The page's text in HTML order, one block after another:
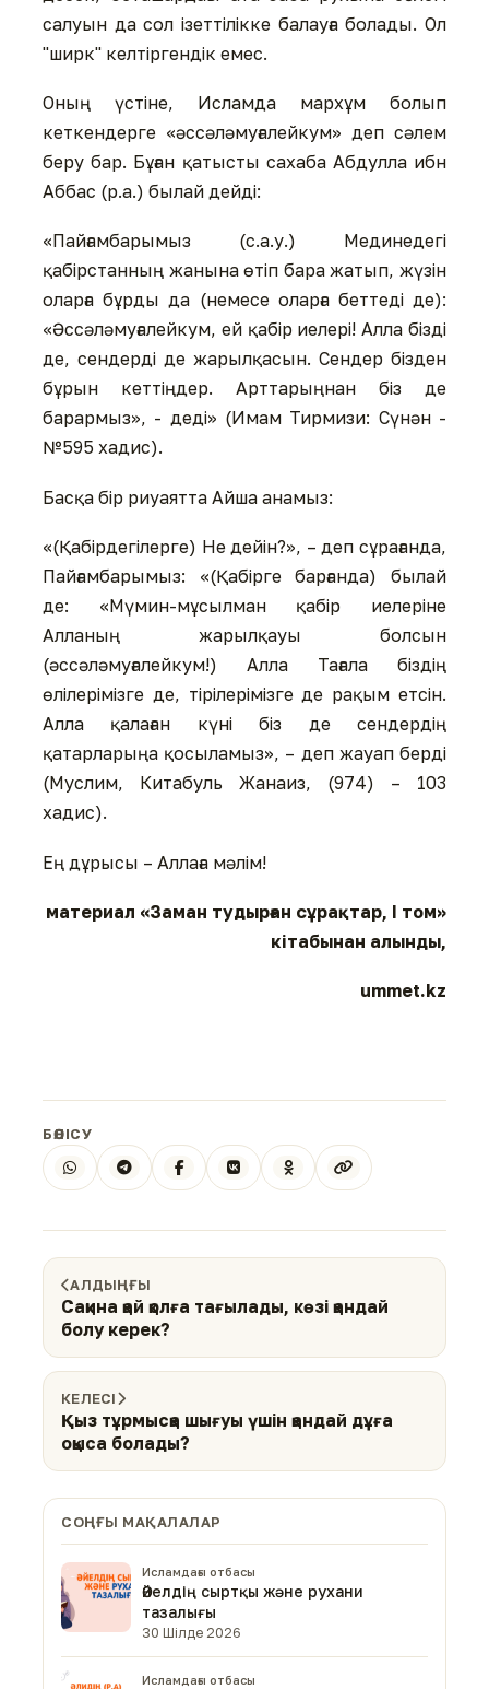
салуын да сол ізеттілікке балауға болады. Ол
"ширк" келтіргендік емес.
Оның үстіне, Исламда мархұм болып
кеткендерге «әссәләмуғалейкум» деп сәлем
беру бар. Бұған қатысты сахаба Абдулла ибн
Аббас (р.а.) былай дейді:
«Пайғамбарымыз (с.а.у.) Мединедегі
қабірстанның жанына өтіп бара жатып, жүзін
оларға бұрды да (немесе оларға беттеді де):
«Әссәләмуғалейкум, ей қабір иелері! Алла бізді
де, сендерді де жарылқасын. Сендер бізден
бұрын кеттіңдер. Арттарыңнан біз де
барармыз», - деді» (Имам Тирмизи: Сүнән -
№595 хадис).
Басқа бір риуаятта Айша анамыз:
«(Қабірдегілерге) Не дейін?», – деп сұрағанда,
Пайғамбарымыз: «(Қабірге барғанда) былай
де: «Мүмин-мұсылман қабір иелеріне
Алланың жарылқауы болсын
(әссәләмуғалейкум!) Алла Тағала біздің
өлілерімізге де, тірілерімізге де рақым етсін.
Алла қалаған күні біз де сендердің
қатарларыңа қосыламыз», – деп жауап берді
(Муслим, Китабуль Жанаиз, (974) – 103
хадис).
Ең дұрысы – Аллаға мәлім!
материал «Заман тудырған сұрақтар, І том»
кітабынан алынды,
ummet.kz
БӨЛІСУ
АЛДЫҢҒЫ
Сақина қай қолға тағылады, көзі қандай
болу керек?
КЕЛЕСІ
Қыз тұрмысқа шығуы үшін қандай дұға
оқыса болады?
СОҢҒЫ МАҚАЛАЛАР
Исламдағы отбасы
Әйелдің сыртқы және рухани
тазалығы
30 Шілде 2026
Исламдағы отбасы